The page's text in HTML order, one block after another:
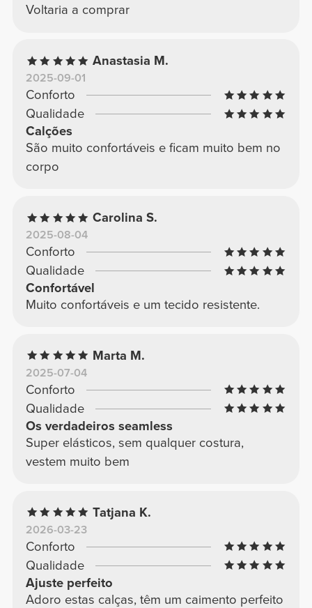
Voltaria a comprar
Anastasia M.
2025-09-01
Conforto
Qualidade
Calções
São muito confortáveis e ficam muito bem no
corpo
Carolina S.
2025-08-04
Conforto
Qualidade
Confortável
Muito confortáveis e um tecido resistente.
Marta M.
2025-07-04
Conforto
Qualidade
Os verdadeiros seamless
Super elásticos, sem qualquer costura,
vestem muito bem
Tatjana K.
2026-03-23
Conforto
Qualidade
Ajuste perfeito
Adoro estas calças, têm um caimento perfeito